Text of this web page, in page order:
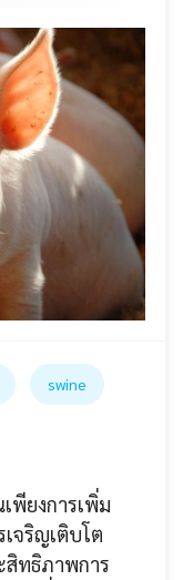
swine
พียงการเพิ่ม
จริญเติบโต
ทธิภาพการ